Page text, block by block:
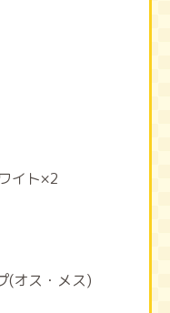
イト×2
(オス・メス)